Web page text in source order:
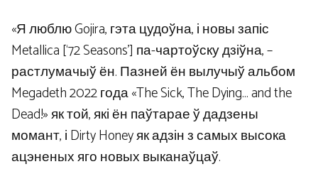
«Я люблю Gojira, гэта цудоўна, і новы запіс
Metallica [‘72 Seasons’] па-чартоўску дзіўна, –
растлумачыў ён. Пазней ён вылучыў альбом
Megadeth 2022 года «The Sick, The Dying… and the
Dead!» як той, які ён паўтарае ў дадзены
момант, і Dirty Honey як адзін з самых высока
ацэненых яго новых выканаўцаў.